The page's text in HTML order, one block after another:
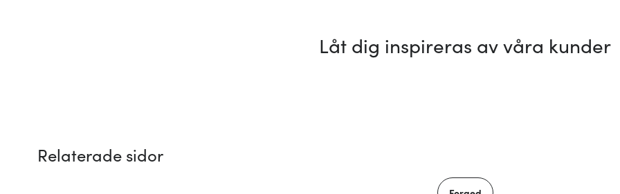
Låt dig inspireras av våra kunder
Relaterade sidor